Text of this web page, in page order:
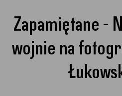
Zapamiętane -
wojnie na